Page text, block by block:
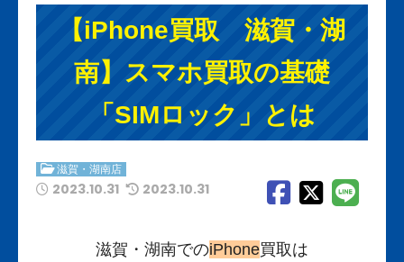
【iPhone買取 滋賀・湖
南】スマホ買取の基礎
「SIMロック」とは
滋賀・湖南店
2023.10.31 2023.10.31
滋賀・湖南でのiPhone買取は